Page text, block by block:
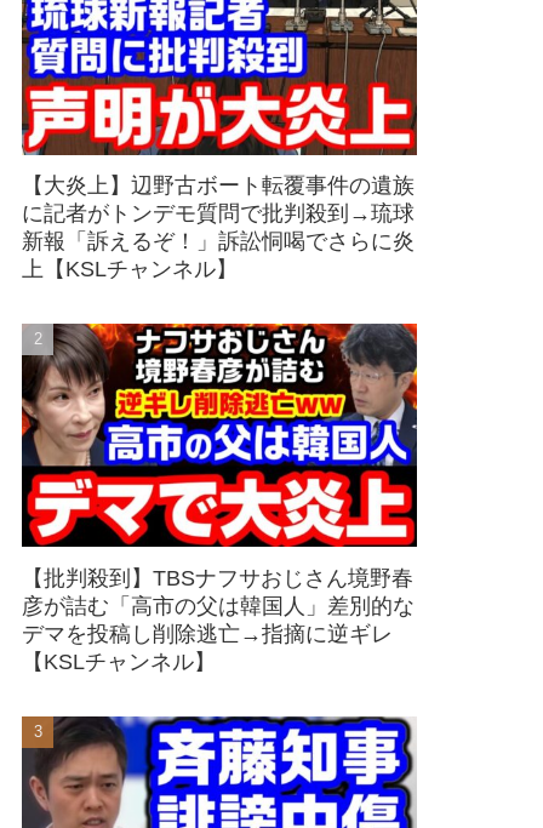
【大炎上】辺野古ボート転覆事件の遺族
に記者がトンデモ質問で批判殺到→琉球
新報「訴えるぞ！」訴訟恫喝でさらに炎
上【KSLチャンネル】
【批判殺到】TBSナフサおじさん境野春
彦が詰む「高市の父は韓国人」差別的な
デマを投稿し削除逃亡→指摘に逆ギレ
【KSLチャンネル】